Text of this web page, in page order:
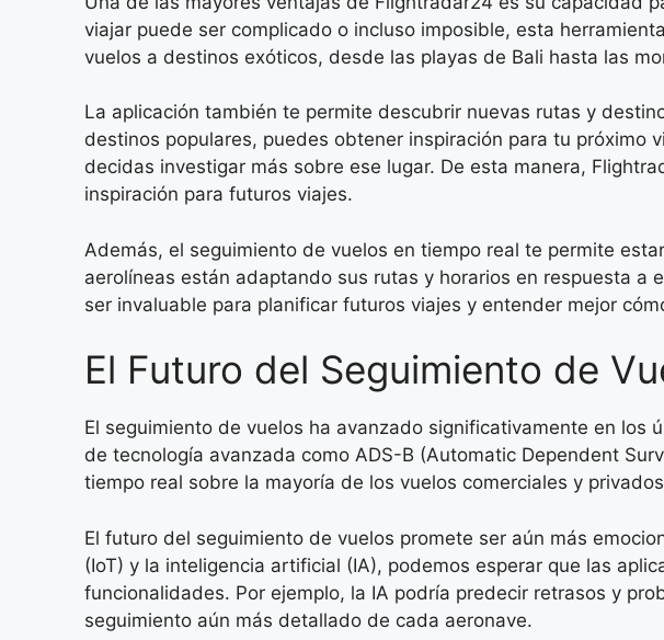
viajar puede ser complicado o incluso imposible, esta
vuelos a destinos exóticos, desde las playas de Bali hasta las
La aplicación también te permite descubrir nuevas rutas y
destinos populares, puedes obtener inspiración para tu próximo
decidas investigar más sobre ese lugar. De esta manera,
inspiración para futuros viajes.
Además, el seguimiento de vuelos en tiempo real te permite
aerolíneas están adaptando sus rutas y horarios en respuesta
ser invaluable para planificar futuros viajes y entender mejor
El Futuro del Seguimiento de
El seguimiento de vuelos ha avanzado significativamente en
de tecnología avanzada como ADS-B (Automatic Dependent
tiempo real sobre la mayoría de los vuelos comerciales y
El futuro del seguimiento de vuelos promete ser aún más
(IoT) y la inteligencia artificial (IA), podemos esperar que las
funcionalidades. Por ejemplo, la IA podría predecir retrasos y
seguimiento aún más detallado de cada aeronave.